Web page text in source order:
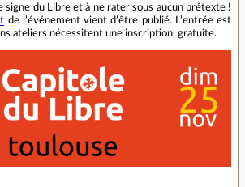
signe du Libre et à ne rater sous aucun prétexte !
de l’événement vient d’être publié. L’entrée est
ateliers nécessitent une inscription, gratuite.